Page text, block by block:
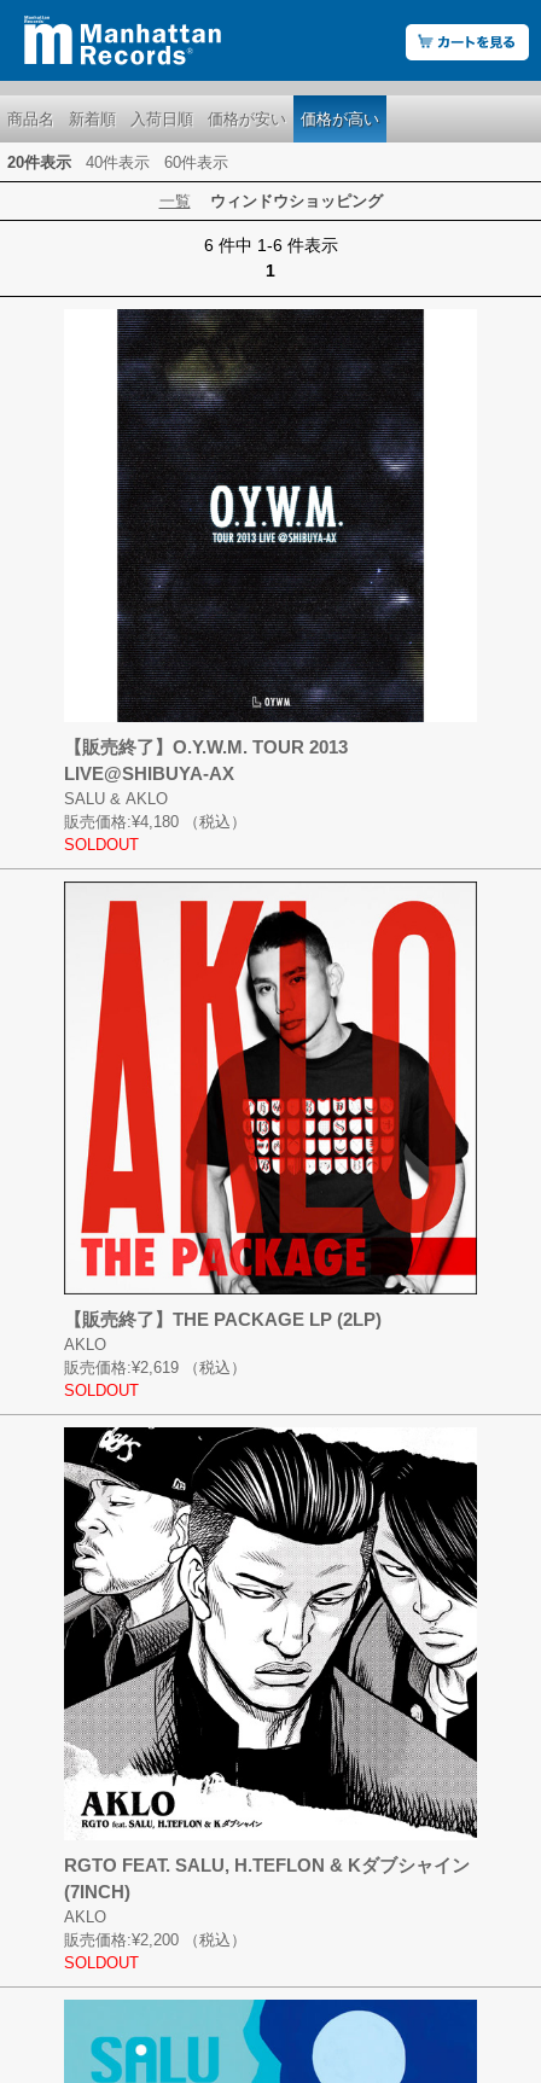
商品名 新着順 入荷日順 価格が安い 価格が高い
20件表示 40件表示 60件表示
一覧 ウィンドウショッピング
6 件中 1-6 件表示
1
【販売終了】O.Y.W.M. TOUR 2013
LIVE@SHIBUYA-AX
SALU & AKLO
販売価格:¥4,180
（税込）
SOLDOUT
【販売終了】THE PACKAGE LP (2LP)
AKLO
販売価格:¥2,619
（税込）
SOLDOUT
RGTO FEAT. SALU, H.TEFLON & Kダブシャイン
(7INCH)
AKLO
販売価格:¥2,200
（税込）
SOLDOUT